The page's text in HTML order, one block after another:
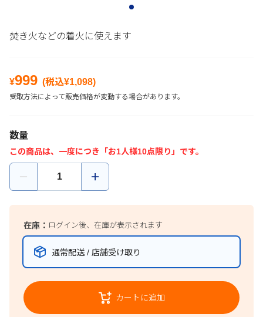
焚き火などの着火に使えます
¥999 (税込¥1,098)
受取方法によって販売価格が変動する場合があります。
数量
この商品は、一度につき「お1人様10点限り」です。
在庫： ログイン後、在庫が表示されます
通常配送 / 店舗受け取り
カートに追加